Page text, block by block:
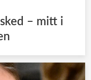
– mitt i